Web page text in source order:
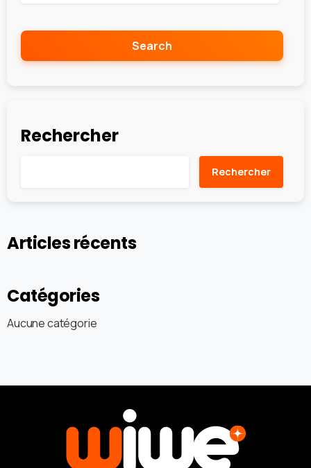
Rechercher
Rechercher
Articles récents
Catégories
Aucune catégorie